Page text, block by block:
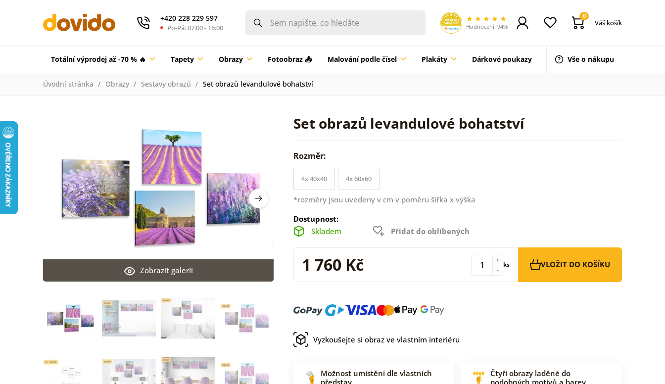
+420 228 229 597
Po-Pá: 07:00 - 16:00 Hodnocení: 94%
0
Váš košík
Totální výprodej až -70 % 🔥 Tapety Obrazy Fotoobraz 📤 Malování podle čísel Plakáty Dárkové poukazy Vše o nákupu
Úvodní stránka Obrazy Sestavy obrazů Set obrazů levandulové bohatství
Set obrazů levandulové bohatství
Zobrazit galerii
Rozměr:
4x 40x40 4x 60x60
*rozměry jsou uvedeny v cm v poměru šířka x výška
Dostupnost:
Skladem
Přidat do oblíbených
1 760 Kč -
+ ks VLOŽIT DO KOŠÍKU
Vyzkoušejte si obraz ve vlastním interiéru
Možnost umístění dle vlastních
představ
Čtyři obrazy laděné do
podobných motivů a barev